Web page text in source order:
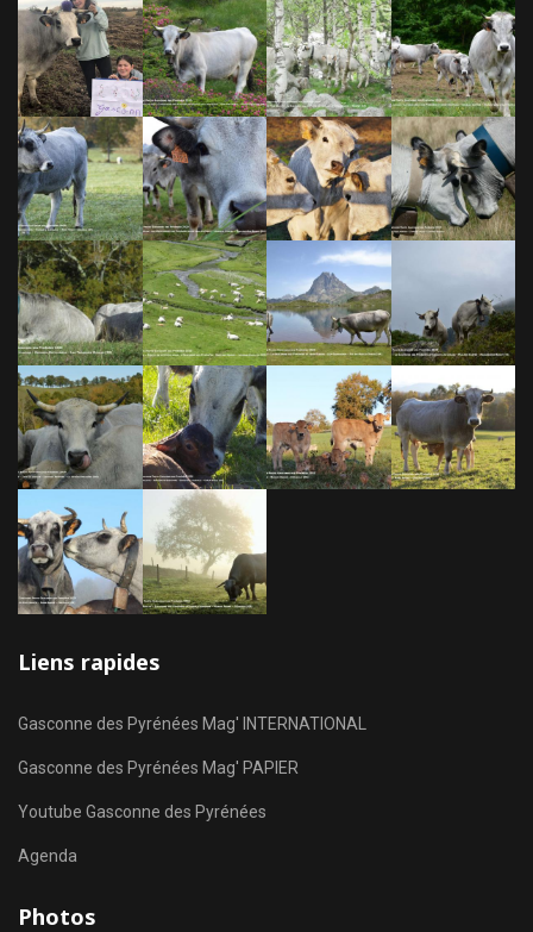
Liens rapides
Gasconne des Pyrénées Mag' INTERNATIONAL
Gasconne des Pyrénées Mag' PAPIER
Youtube Gasconne des Pyrénées
Agenda
Photos